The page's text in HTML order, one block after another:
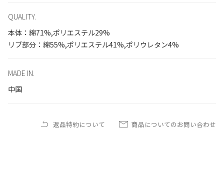
QUALITY.
本体：綿71%,ポリエステル29%
リブ部分：綿55%,ポリエステル41%,ポリウレタン4%
MADE IN.
中国
返品特約について 商品についてのお問い合わせ